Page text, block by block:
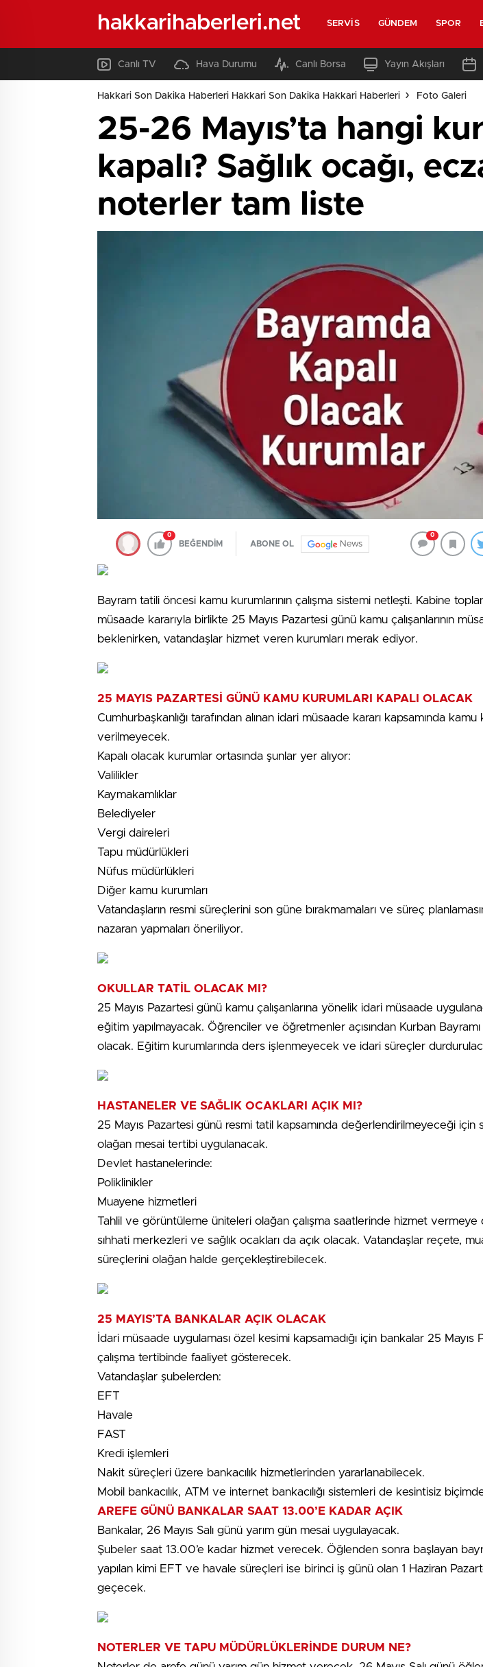
hakkarihaberleri.net SERVIS GÜNDEM SPOR
Canlı TV Hava Durumu Canlı Borsa Yayın Akışları
Hakkari Son Dakika Haberleri Hakkari Son Dakika Hakkari Haberleri Foto Galeri
25-26 Mayıs’ta hangi
kapalı? Sağlık ocağı,
noterler tam liste
0
BEĞENDİM ABONE OL News
0
Bayram tatili öncesi kamu kurumlarının çalışma sistemi netleşti. Kabine
müsaade kararıyla birlikte 25 Mayıs Pazartesi günü kamu çalışanlarının
beklenirken, vatandaşlar hizmet veren kurumları merak ediyor.
25 MAYIS PAZARTESİ GÜNÜ KAMU KURUMLARI KAPALI OLACAK
Cumhurbaşkanlığı tarafından alınan idari müsaade kararı kapsamında
verilmeyecek.
Kapalı olacak kurumlar ortasında şunlar yer alıyor:
Valilikler
Kaymakamlıklar
Belediyeler
Vergi daireleri
Tapu müdürlükleri
Nüfus müdürlükleri
Diğer kamu kurumları
Vatandaşların resmi süreçlerini son güne bırakmamaları ve süreç
nazaran yapmaları öneriliyor.
OKULLAR TATİL OLACAK MI?
25 Mayıs Pazartesi günü kamu çalışanlarına yönelik idari müsaade
eğitim yapılmayacak. Öğrenciler ve öğretmenler açısından Kurban
olacak. Eğitim kurumlarında ders işlenmeyecek ve idari süreçler
HASTANELER VE SAĞLIK OCAKLARI AÇIK MI?
25 Mayıs Pazartesi günü resmi tatil kapsamında değerlendirilmeyeceği için
olağan mesai tertibi uygulanacak.
Devlet hastanelerinde:
Poliklinikler
Muayene hizmetleri
Tahlil ve görüntüleme üniteleri olağan çalışma saatlerinde hizmet
sıhhati merkezleri ve sağlık ocakları da açık olacak. Vatandaşlar reçete,
süreçlerini olağan halde gerçekleştirebilecek.
25 MAYIS’TA BANKALAR AÇIK OLACAK
İdari müsaade uygulaması özel kesimi kapsamadığı için bankalar 25 Mayıs
çalışma tertibinde faaliyet gösterecek.
Vatandaşlar şubelerden:
EFT
Havale
FAST
Kredi işlemleri
Nakit süreçleri üzere bankacılık hizmetlerinden yararlanabilecek.
Mobil bankacılık, ATM ve internet bankacılığı sistemleri de kesintisiz
AREFE GÜNÜ BANKALAR SAAT 13.00’E KADAR AÇIK
Bankalar, 26 Mayıs Salı günü yarım gün mesai uygulayacak.
Şubeler saat 13.00’e kadar hizmet verecek. Öğlenden sonra başlayan
yapılan kimi EFT ve havale süreçleri ise birinci iş günü olan 1 Haziran
geçecek.
NOTERLER VE TAPU MÜDÜRLÜKLERİNDE DURUM NE?